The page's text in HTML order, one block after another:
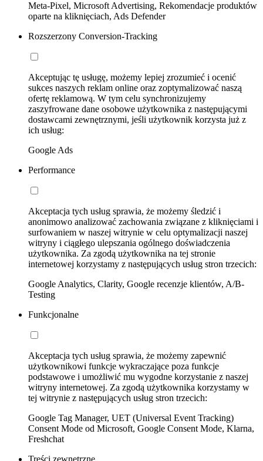
Meta-Pixel, Microsoft Advertising, Rekomendacje produktów
oparte na kliknięciach, Ads Defender
Rozszerzony Conversion-Tracking
Akceptując tę usługę, możemy lepiej zrozumieć i ocenić
sukces naszych reklam online oraz zoptymalizować naszą
ofertę reklamową. W tym celu synchronizujemy
zaszyfrowane dane osobowe użytkownika z następującymi
dostawcami zewnętrznymi, jeśli użytkownik korzysta już z
ich usług:
Google Ads
Performance
Akceptacja tych usług sprawia, że możemy śledzić i
anonimowo analizować zachowania związane z kliknięciami i
surfowaniem w naszej witrynie w celu optymalizacji naszej
witryny i ciągłego ulepszania ogólnego doświadczenia
użytkownika. Za zgodą użytkownika na tej stronie
internetowej korzystamy z następujących usług stron trzecich:
Google Analytics, Clarity, Google recenzje klientów, A/B-
Testing
Funkcjonalne
Akceptacja tych usług sprawia, że możemy zapewnić
użytkownikowi funkcje wykraczające poza funkcje
podstawowe i umożliwić mu wygodne korzystanie z naszej
witryny internetowej. Za zgodą użytkownika korzystamy w
tej witrynie z następujących usług stron trzecich:
Google Tag Manager, UET (Universal Event Tracking)
Consent Mode od Microsoft, Google Consent Mode, Klarna,
Freshchat